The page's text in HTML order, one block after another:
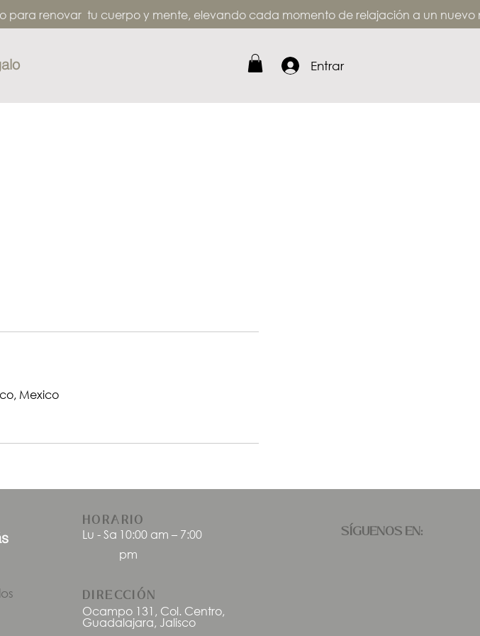
para renovar tu cuerpo y mente, elevando cada momento de relajación a un nuevo
Entrar
Mexico
Lu - Sa 10:00 am – 7:00
pm
HORARIO
DIRECCIÓN
Ocampo 131, Col. Centro,
Guadalajara, Jalisco
SÍGUENOS EN: